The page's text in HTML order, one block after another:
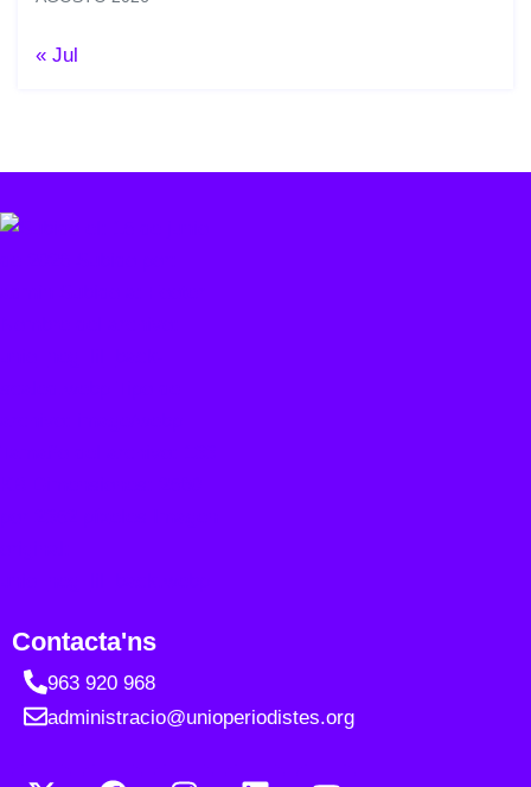
« Jul
Contacta'ns
963 920 968
administracio@unioperiodistes.org